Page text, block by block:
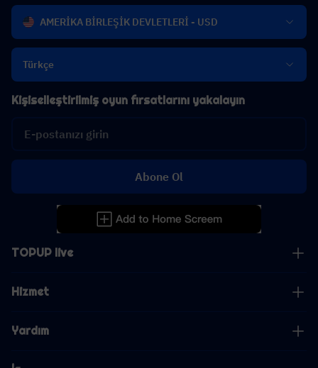
AMERİKA BİRLEŞİK DEVLETLERİ - USD
Türkçe
TOPUP live
Hizmet
Yardım
Kişiselleştirilmiş oyun fırsatlarını yakalayın
Abone Ol